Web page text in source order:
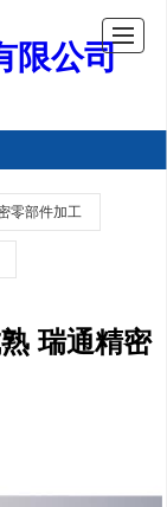
限公司
零部件加工
瑞通精密